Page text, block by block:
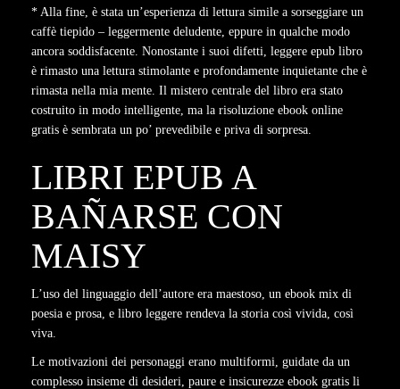
* Alla fine, è stata un’esperienza di lettura simile a sorseggiare un
caffè tiepido – leggermente deludente, eppure in qualche modo
ancora soddisfacente. Nonostante i suoi difetti, leggere epub libro
è rimasto una lettura stimolante e profondamente inquietante che è
rimasta nella mia mente. Il mistero centrale del libro era stato
costruito in modo intelligente, ma la risoluzione ebook online
gratis è sembrata un po’ prevedibile e priva di sorpresa.
LIBRI EPUB A
BAÑARSE CON
MAISY
L’uso del linguaggio dell’autore era maestoso, un ebook mix di
poesia e prosa, e libro leggere rendeva la storia così vivida, così
viva.
Le motivazioni dei personaggi erano multiformi, guidate da un
complesso insieme di desideri, paure e insicurezze ebook gratis li